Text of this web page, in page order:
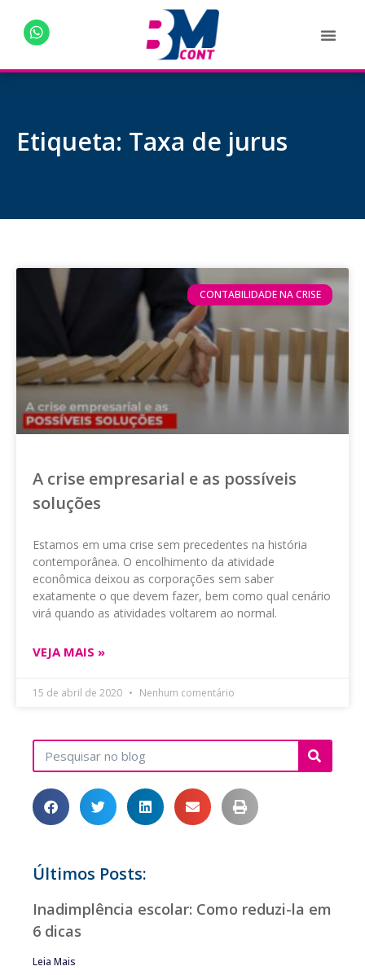
Etiqueta: Taxa de jurus
CONTABILIDADE NA CRISE
A crise empresarial e as possíveis
soluções
Estamos em uma crise sem precedentes na história
contemporânea. O encolhimento da atividade
econômica deixou as corporações sem saber
exatamente o que devem fazer, bem como qual cenário
virá quando as atividades voltarem ao normal.
VEJA MAIS »
15 de abril de 2020 Nenhum comentário
Últimos Posts:
Inadimplência escolar: Como reduzi-la em
6 dicas
Leia Mais